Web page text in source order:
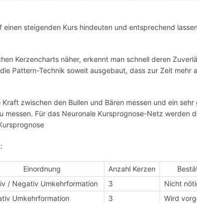
einen steigenden Kurs hindeuten und entsprechend
Kerzencharts näher, erkennt man schnell deren
Pattern-Technik soweit ausgebaut, dass zur Zeit mehr
zwischen den Bullen und Bären messen und ein
Für das Neuronale Kursprognose-Netz werden
Einordnung Anzahl Kerzen
/ Negativ Umkehrformation 3
Nicht
Umkehrformation 3
Wird